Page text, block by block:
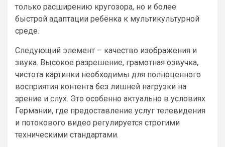
только расширению кругозора, но и более
быстрой адаптации ребёнка к мультикультурной
среде.
Следующий элемент – качество изображения и
звука. Высокое разрешение, грамотная озвучка,
чистота картинки необходимы для полноценного
восприятия контента без лишней нагрузки на
зрение и слух. Это особенно актуально в условиях
Германии, где предоставление услуг телевидения
и потокового видео регулируется строгими
техническими стандартами.